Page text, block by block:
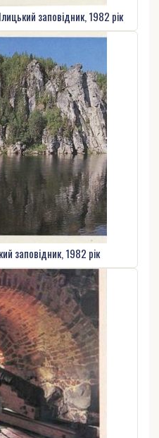
заповідник, 1982 рік
заповідник, 1982 рік